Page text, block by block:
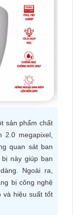
sản phẩm chất
megapixel,
quan sát ban
này giúp bạn
Ngoài ra,
bị công nghệ
và hiệu suất tốt